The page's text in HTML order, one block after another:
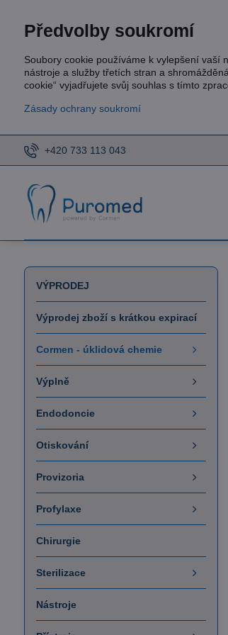
+420 733 113 043
VÝPRODEJ
Výprodej zboží s krátkou expirací
Cormen - úklidová chemie
Výplně
Endodoncie
Otiskování
Provizoria
Profylaxe
Chirurgie
Sterilizace
Nástroje
Předvolby soukromí
Soubory cookie používáme k vylepšení vaší
nástroje a služby třetích stran a
cookie“ vyjadřujete svůj souhlas s tímto
Zásady ochrany soukromí